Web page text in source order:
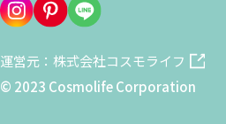
運営元：株式会社コスモライフ
© 2023 Cosmolife Corporation